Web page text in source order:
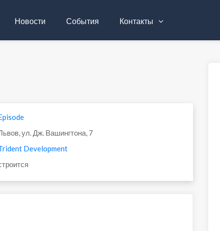
Новости События Контакты
ул. Дж. Вашингтона, 7
Development